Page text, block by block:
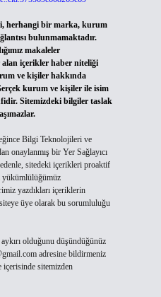
herhangi bir marka, kurum
bulunmamaktadır.
makaleler
alan içerikler haber niteliği
ve kişiler hakkında
kurum ve kişiler ile isim
Sitemizdeki bilgiler taslak
Bilgi Teknolojileri ve
onaylanmış bir Yer Sağlayıcı
sitedeki içerikleri proaktif
yükümlülüğümüz
yazdıkları içeriklerin
üye olarak bu sorumluluğu
olduğunu düşündüğünüz
adresine bildirmeniz
sitemizden